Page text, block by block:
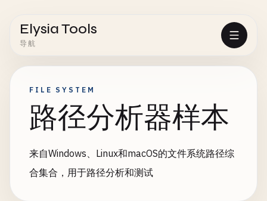
Elysia Tools
导航
FILE SYSTEM
路径分析器样本
来自Windows、Linux和macOS的文件系统路径综
合集合，用于路径分析和测试